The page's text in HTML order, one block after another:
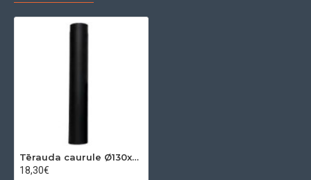
Tērauda caurule Ø130x2 mm 0,50m
18,30€